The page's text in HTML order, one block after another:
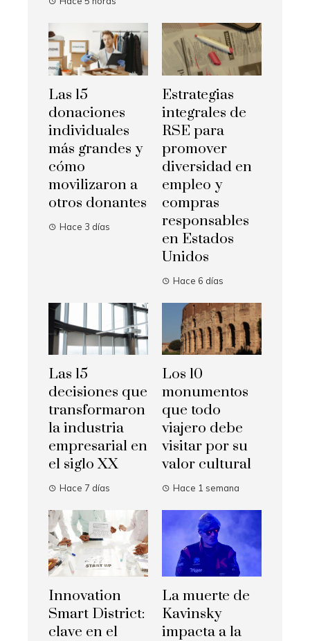
Las 15
donaciones
individuales
más grandes y
cómo
movilizaron a
otros donantes
Hace 3 días
Estrategias
integrales de
RSE para
promover
diversidad en
empleo y
compras
responsables
en Estados
Unidos
Hace 6 días
Las 15
decisiones que
transformaron
la industria
empresarial en
el siglo XX
Hace 7 días
Los 10
monumentos
que todo
viajero debe
visitar por su
valor cultural
Hace 1 semana
Innovation
Smart District:
clave en el
La muerte de
Kavinsky
impacta a la